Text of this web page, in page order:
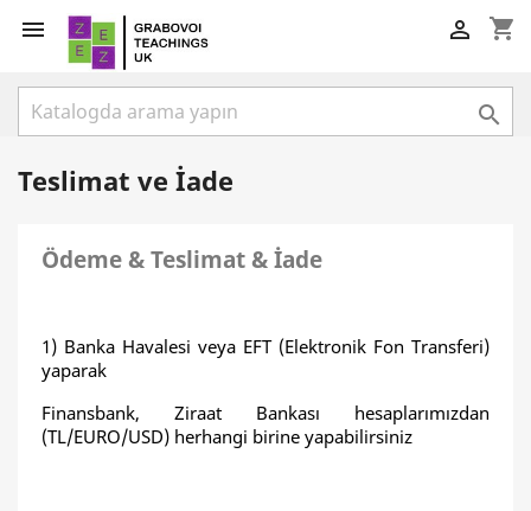
 shopping_cart


Teslimat ve İade
Ödeme & Teslimat & İade
1) Banka Havalesi veya EFT (Elektronik Fon Transferi)
yaparak
Finansbank, Ziraat Bankası hesaplarımızdan
(TL/EURO/USD) herhangi birine yapabilirsiniz